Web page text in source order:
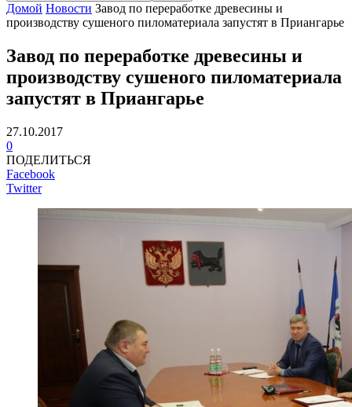
Домой Новости Завод по переработке древесины и
производству сушеного пиломатериала запустят в Приангарье
Завод по переработке древесины и
производству сушеного пиломатериала
запустят в Приангарье
27.10.2017
0
ПОДЕЛИТЬСЯ
Facebook
Twitter